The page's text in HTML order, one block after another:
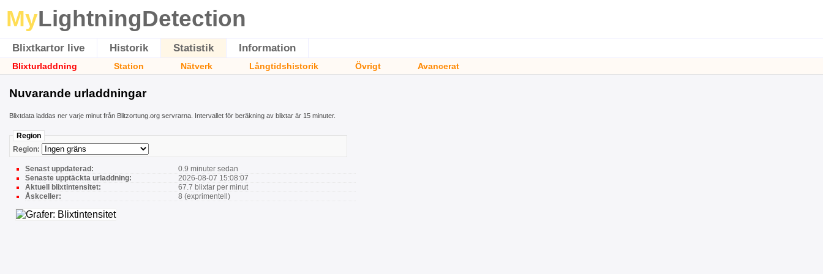
MyLightningDetection
Blixtkartor live Historik Statistik Information
Blixturladdning Station Nätverk Långtidshistorik Övrigt Avancerat
Nuvarande urladdningar
Blixtdata laddas ner varje minut från Blitzortung.org servrarna. Intervallet för beräkning av blixtar är 15 minuter.
Region
Region:
Senast uppdaterad:
0.9 minuter sedan
Senaste upptäckta urladdning:
2026-08-07 15:08:07
Aktuell blixtintensitet:
67.7 blixtar per minut
Åskceller:
8 (exprimentell)